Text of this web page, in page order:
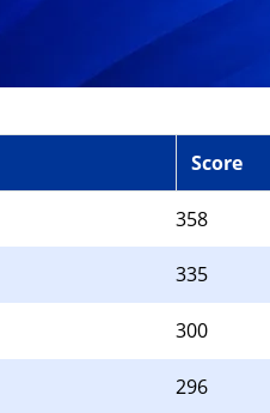
Score
358
335
300
296